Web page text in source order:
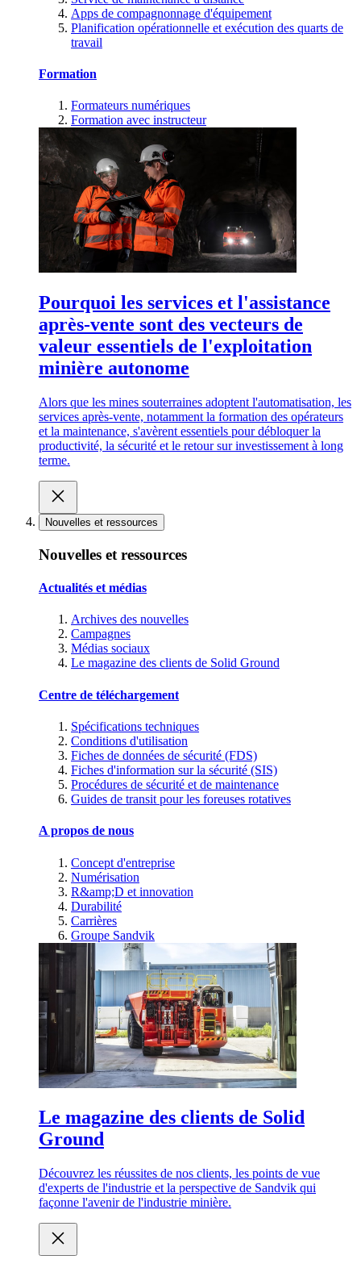
Apps de compagnonnage d'équipement
Planification opérationnelle et exécution des quarts de
travail
Formation
Formateurs numériques
Formation avec instructeur
Pourquoi les services et l'assistance
après-vente sont des vecteurs de
valeur essentiels de l'exploitation
minière autonome
Alors que les mines souterraines adoptent l'automatisation, les
services après-vente, notamment la formation des opérateurs
et la maintenance, s'avèrent essentiels pour débloquer la
productivité, la sécurité et le retour sur investissement à long
terme.
Nouvelles et ressources
Nouvelles et ressources
Actualités et médias
Archives des nouvelles
Campagnes
Médias sociaux
Le magazine des clients de Solid Ground
Centre de téléchargement
Spécifications techniques
Conditions d'utilisation
Fiches de données de sécurité (FDS)
Fiches d'information sur la sécurité (SIS)
Procédures de sécurité et de maintenance
Guides de transit pour les foreuses rotatives
A propos de nous
Concept d'entreprise
Numérisation
R&amp;D et innovation
Durabilité
Carrières
Groupe Sandvik
Le magazine des clients de Solid
Ground
Découvrez les réussites de nos clients, les points de vue
d'experts de l'industrie et la perspective de Sandvik qui
façonne l'avenir de l'industrie minière.